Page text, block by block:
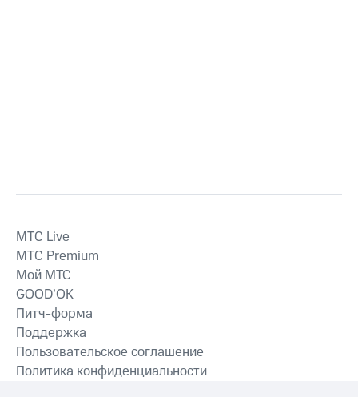
MTС Live
MTС Premium
Мой МТС
GOOD’OK
Питч-форма
Поддержка
Пользовательское соглашение
Политика конфиденциальности